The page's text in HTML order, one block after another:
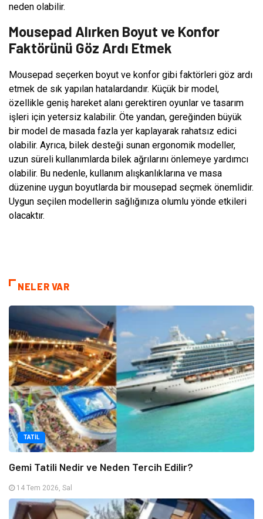
neden olabilir.
Mousepad Alırken Boyut ve Konfor
Faktörünü Göz Ardı Etmek
Mousepad seçerken boyut ve konfor gibi faktörleri göz ardı
etmek de sık yapılan hatalardandır. Küçük bir model,
özellikle geniş hareket alanı gerektiren oyunlar ve tasarım
işleri için yetersiz kalabilir. Öte yandan, gereğinden büyük
bir model de masada fazla yer kaplayarak rahatsız edici
olabilir. Ayrıca, bilek desteği sunan ergonomik modeller,
uzun süreli kullanımlarda bilek ağrılarını önlemeye yardımcı
olabilir. Bu nedenle, kullanım alışkanlıklarına ve masa
düzenine uygun boyutlarda bir mousepad seçmek önemlidir.
Uygun seçilen modellerin sağlığınıza olumlu yönde etkileri
olacaktır.
NELER VAR
TATIL
Gemi Tatili Nedir ve Neden Tercih Edilir?
14 Tem 2026, Sal